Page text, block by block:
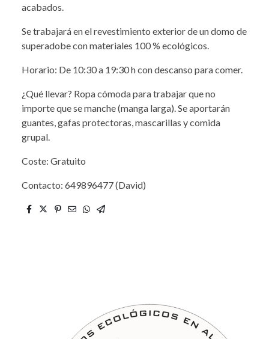
acabados.
Se trabajará en el revestimiento exterior de un domo de
superadobe con materiales 100 % ecológicos.
Horario: De 10:30 a 19:30 h con descanso para comer.
¿Qué llevar? Ropa cómoda para trabajar que no
importe que se manche (manga larga). Se aportarán
guantes, gafas protectoras, mascarillas y comida
grupal.
Coste: Gratuito
Contacto: 649896477 (David)